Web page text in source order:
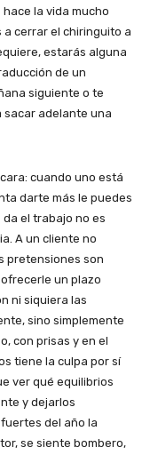
la vida mucho
a cerrar el chiringuito a
estarás alguna
de un
siguiente o te
sacar adelante una
cuando uno está
darte más le puedes
el trabajo no es
A un cliente no
pretensiones son
un plazo
ni siquiera las
sino simplemente
con prisas y en el
tiene la culpa por sí
ver qué equilibrios
y dejarlos
del año la
se siente bombero,